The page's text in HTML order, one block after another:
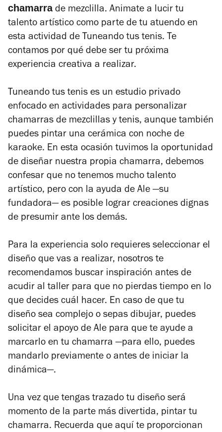
chamarrade mezclilla. Animate a lucir tu
talento artístico como parte de tu atuendo en
esta actividad de Tuneando tus tenis. Te
contamos por qué debe ser tu próxima
experiencia creativa a realizar.
Tuneando tus tenis es un estudio privado
enfocado en actividades para personalizar
chamarras de mezclillas y tenis, aunque también
puedes pintar una cerámica con noche de
karaoke. En esta ocasión tuvimos la oportunidad
de diseñar nuestra propia chamarra, debemos
confesar que no tenemos mucho talento
artístico, pero con la ayuda de Ale —su
fundadora— es posible lograr creaciones dignas
de presumir ante los demás.
Para la experiencia solo requieres seleccionar el
diseño que vas a realizar, nosotros te
recomendamos buscar inspiración antes de
acudir al taller para que no pierdas tiempo en lo
que decides cuál hacer. En caso de que tu
diseño sea complejo o sepas dibujar, puedes
solicitar el apoyo de Ale para que te ayude a
marcarlo en tu chamarra —para ello, puedes
mandarlo previamente o antes de iniciar la
dinámica—.
Una vez que tengas trazado tu diseño será
momento de la parte más divertida, pintar tu
chamarra. Recuerda que aquí te proporcionan